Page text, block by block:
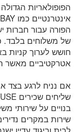
הפופולאריות
הפורה עבור חברות
של משלוחים בלבד.
חושש לערוך קניות
אטרקטיביים מאשר
אם נניח לרגע בצד
בנויים על שירותי
שירות במקרים